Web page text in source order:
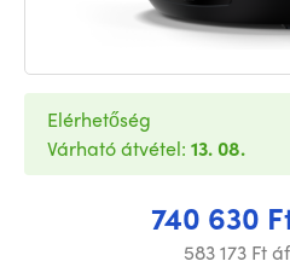
740 630
583 173 Ft
Elérhetőség
Várható átvétel: 13. 08.